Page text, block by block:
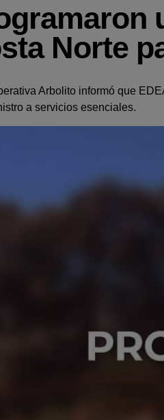
Norte
Arbolito informó que
a servicios esenciales.